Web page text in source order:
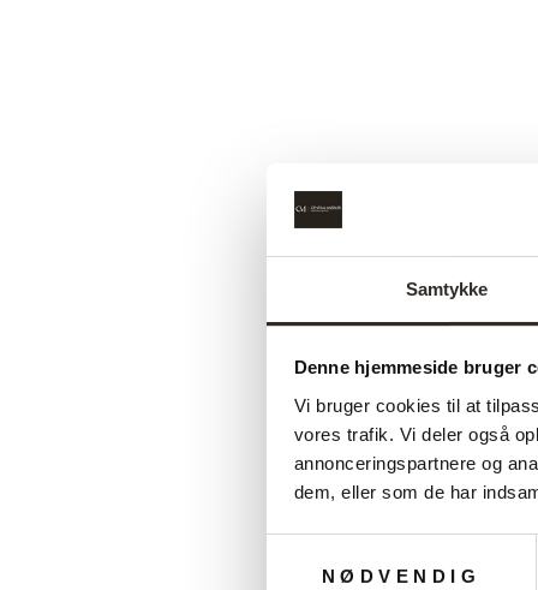
Samtykke
Denne hjemmeside bruger
Vi bruger cookies til at
vores trafik. Vi deler også
annonceringspartnere og
dem, eller som de har
NØDVENDIG